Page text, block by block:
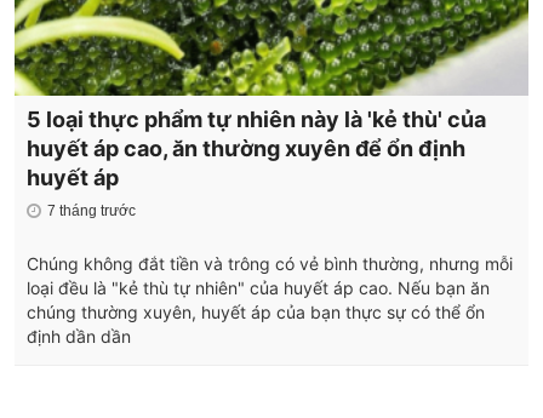
5 loại thực phẩm tự nhiên này là 'kẻ thù' của
huyết áp cao, ăn thường xuyên để ổn định
huyết áp
7 tháng trước
Chúng không đắt tiền và trông có vẻ bình thường, nhưng mỗi
loại đều là "kẻ thù tự nhiên" của huyết áp cao. Nếu bạn ăn
chúng thường xuyên, huyết áp của bạn thực sự có thể ổn
định dần dần